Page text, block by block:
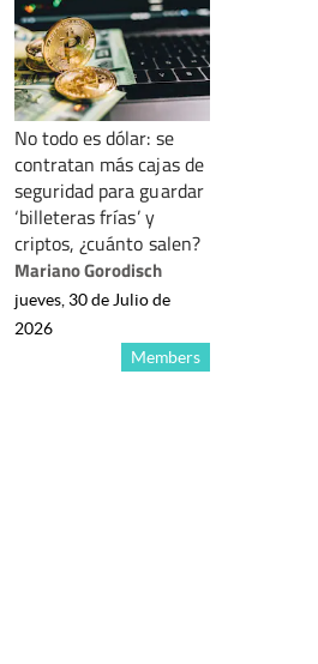
No todo es dólar: se
contratan más cajas de
seguridad para guardar
‘billeteras frías’ y
criptos, ¿cuánto salen?
Mariano Gorodisch
Members
jueves, 30 de Julio de
2026